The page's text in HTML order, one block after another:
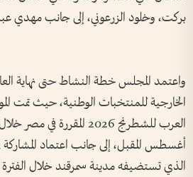
بركت، وخلود الزرعوني، إلى جانب مهدي
واعتمد المجلس خطة النشاط حتى نهاية
الخارجية للمنتخبات الوطنية، حيث تمت